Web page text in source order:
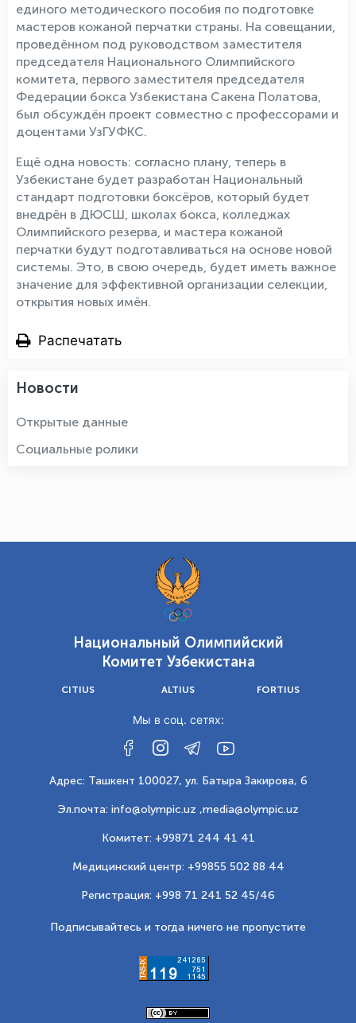
единого методического пособия по подготовке
мастеров кожаной перчатки страны. На совещании,
проведённом под руководством заместителя
председателя Национального Олимпийского
комитета, первого заместителя председателя
Федерации бокса Узбекистана Сакена Полатова,
был обсуждён проект совместно с профессорами и
доцентами УзГУФКС.
Ещё одна новость: согласно плану, теперь в
Узбекистане будет разработан Национальный
стандарт подготовки боксёров, который будет
внедрён в ДЮСШ, школах бокса, колледжах
Олимпийского резерва, и мастера кожаной
перчатки будут подготавливаться на основе новой
системы. Это, в свою очередь, будет иметь важное
значение для эффективной организации селекции,
открытия новых имён.
Распечатать
Новости
Открытые данные
Социальные ролики
Национальный Олимпийский
Комитет Узбекистана
CITIUS ALTIUS FORTIUS
Мы в соц. сетях:
Адрес: Ташкент 100027, ул. Батыра Закирова, 6
Эл.почта: info@olympic.uz ,media@olympic.uz
Комитет: +99871 244 41 41
Медицинский центр: +99855 502 88 44
Регистрация: +998 71 241 52 45/46
Подписывайтесь и тогда ничего не пропустите